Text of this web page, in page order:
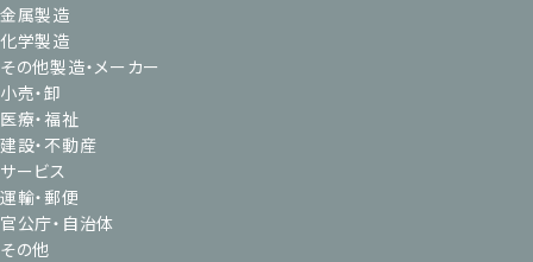
金属製造
化学製造
その他製造・メーカー
小売・卸
医療・福祉
建設・不動産
サービス
運輸・郵便
官公庁・自治体
その他